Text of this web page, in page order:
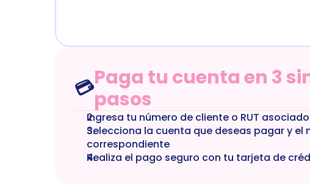
💳Paga tu cuenta en 3
pasos
Ingresa tu número de cliente o RUT
Selecciona la cuenta que deseas pagar y el
correspondiente
Realiza el pago seguro con tu tarjeta de